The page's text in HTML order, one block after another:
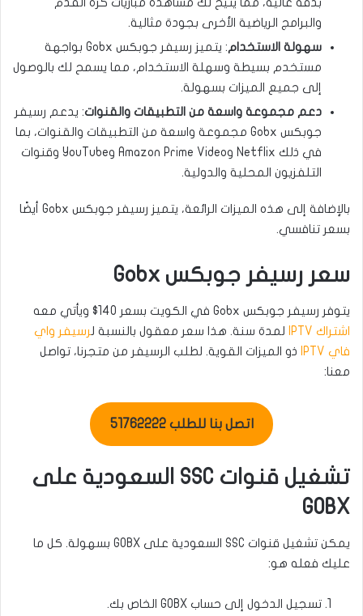
والبرامج الرياضية الأخرى بجودة مثالية.
سهولة الاستخدام
: يتميز رسيفر جوبكس Gobx بواجهة
مستخدم بسيطة وسهلة الاستخدام، مما يسمح لك بالوصول
إلى جميع الميزات بسهولة.
دعم مجموعة واسعة من التطبيقات والقنوات: يدعم رسيفر
جوبكس Gobx مجموعة واسعة من التطبيقات والقنوات، بما
في ذلك Netflix وAmazon Prime Video وYouTube وقنوات
التلفزيون المحلية والدولية.
بالإضافة إلى هذه الميزات الرائعة، يتميز رسيفر جوبكس Gobx أيضًا
بسعر تنافسي.
سعر رسيفر جوبكس Gobx
يتوفر رسيفر جوبكس Gobx في الكويت بسعر 140$ ويأتي معه
اشتراك IPTV
لمدة سنة. هذا سعر معقول بالنسبة لرسيفر واي
فاي IPTV
ذو الميزات القوية. لطلب الرسيفر من متجرنا، تواصل
معنا:
اتصل بنا للطلب 51762222
تشغيل قنوات SSC السعودية على
GOBX
يمكن تشغيل قنوات SSC السعودية على GOBX بسهولة. كل ما
عليك فعله هو:
تسجيل الدخول إلى حساب GOBX الخاص بك.